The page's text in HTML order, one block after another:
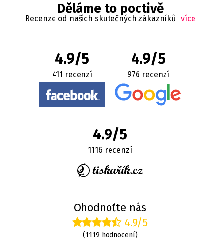
Děláme to poctivě
Recenze od našich skutečných zákazníků více
4.9/5
411 recenzí
4.9/5
976 recenzí
4.9/5
1116 recenzí
Ohodnoťte nás
4.9/5
(1119 hodnocení)